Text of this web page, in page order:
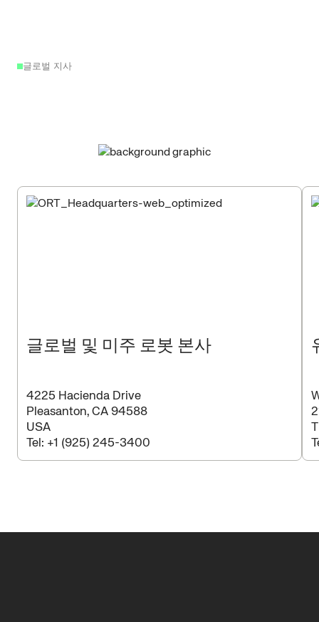
글로벌 지사
글로벌로봇
네트워크—현지
이점
글로벌 및 미주 로봇 본사
4225 Hacienda Drive
Pleasanton, CA 94588
USA
Tel: +1 (925) 245-3400